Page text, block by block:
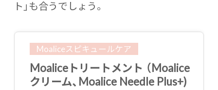
ト」も合うでしょう。
Moaliceスピキュールケア
Moaliceトリートメント （Moalice
クリーム、Moalice Needle Plus+)